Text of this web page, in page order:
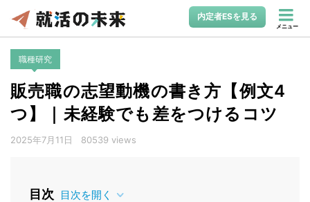
内定者ESを見る
メニュー
職種研究
販売職の志望動機の書き方【例文4
つ】｜未経験でも差をつけるコツ
2025年7月11日 80539 views
目次 目次を開く